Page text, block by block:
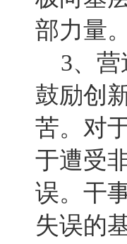
部力量。
3、营
鼓励创
苦。对
于遭受
误。干
失误的